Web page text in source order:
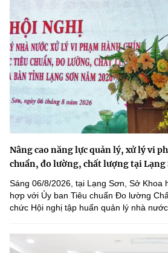
Nâng cao năng lực quản lý, xử lý vi
chuẩn, đo lường, chất lượng tại Lạng
Sáng 06/8/2026, tại Lạng Sơn, Sở Khoa
hợp với Ủy ban Tiêu chuẩn Đo lường
chức Hội nghị tập huấn quản lý nhà nước